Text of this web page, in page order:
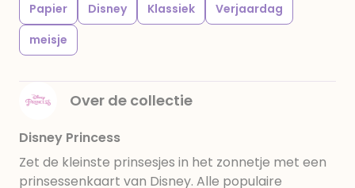
Papier Disney Klassiek
Verjaardag
meisje
Over de collectie
Disney Princess
Zet de kleinste prinsesjes in het zonnetje met een
prinsessenkaart van Disney. Alle populaire